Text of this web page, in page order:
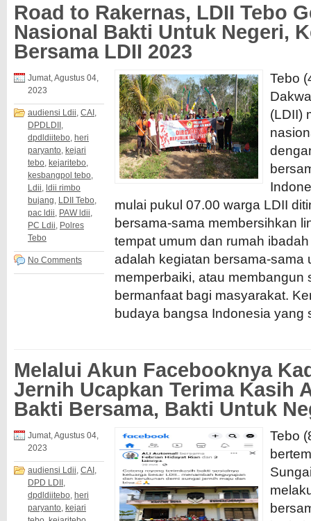
Road to Rakernas, LDII Tebo
Nasional Bakti Untuk Negeri,
Bersama LDII 2023
Jumat, Agustus 04,
2023
audiensi Ldii CAI
DPDLDII
dpdldiitebo heri
paryanto kejari
tebo kejaritebo
kesbangpol tebo
Ldii ldii rimbo
bujang LDII Tebo
pac ldii PAW ldii
PC Ldii Polres
Tebo
No Comments
Tebo
(LDII)
mulai pukul 07.00 warga LDII
bersama-sama membersihkan
tempat umum dan rumah
adalah kegiatan bersama-sama
memperbaiki, atau membangun
bermanfaat bagi masyarakat.
budaya bangsa Indonesia yang
Melalui Akun Facebooknya
Jernih Ucapkan Terima Kasih
Bakti Bersama, Bakti Untuk
Jumat, Agustus 04,
2023
audiensi Ldii CAI
DPD LDII
dpdldiitebo heri
paryanto kejari
Tebo